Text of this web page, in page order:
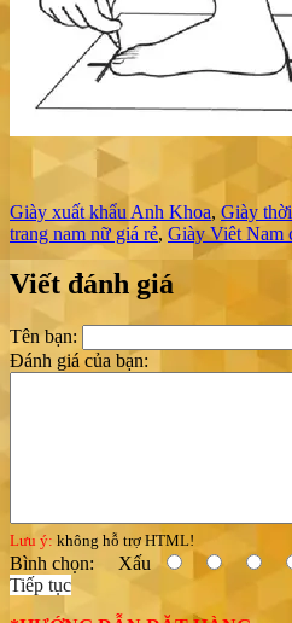
Giày xuất khẩu Anh Khoa, Giày
trang nam nữ giá rẻ, Giày Viêt Nam
Viết đánh giá
Tên bạn:
Đánh giá của bạn:
Lưu ý: không hỗ trợ HTML!
Bình chọn: Xấu
Tiếp tục